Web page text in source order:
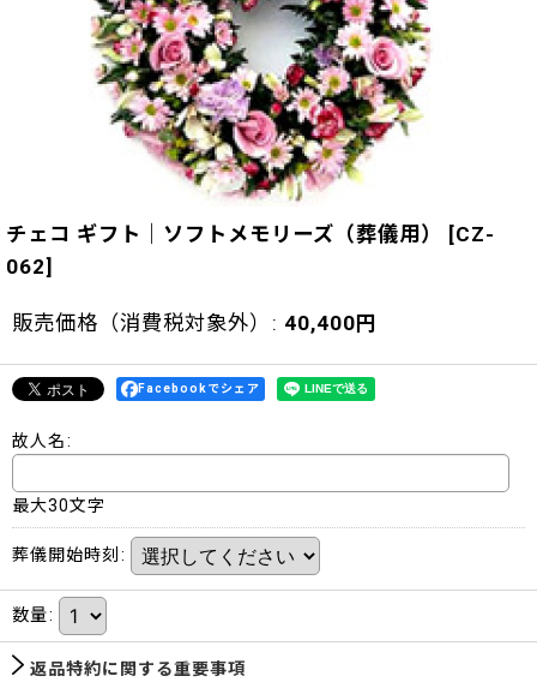
チェコ ギフト｜ソフトメモリーズ（葬儀用） [CZ-
062]
販売価格（消費税対象外） : 40,400 円
Facebookでシェア
故人名:
最大30文字
葬儀開始時刻 :
数量:
返品特約に関する重要事項